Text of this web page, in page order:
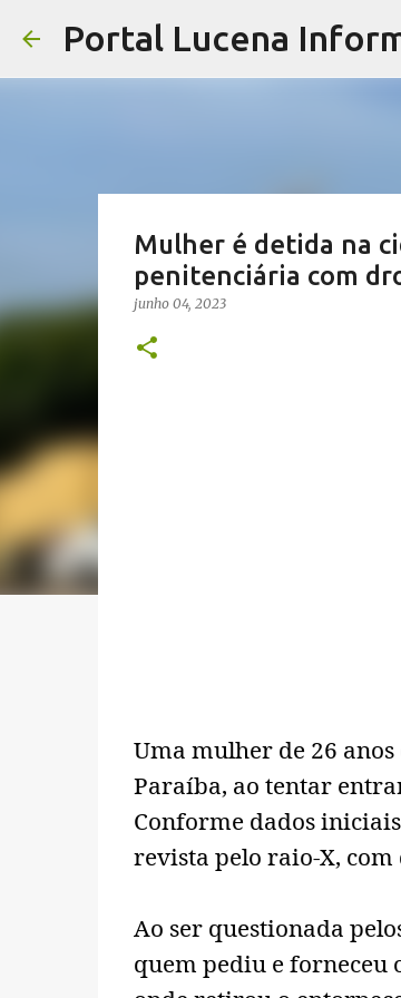
Portal Lucena
Mulher é detida na
penitenciária com
junho 04, 2023
Uma mulher de 26
Paraíba, ao tentar
Conforme dados
revista pelo raio-X, com
Ao ser questionada
quem pediu e forneceu